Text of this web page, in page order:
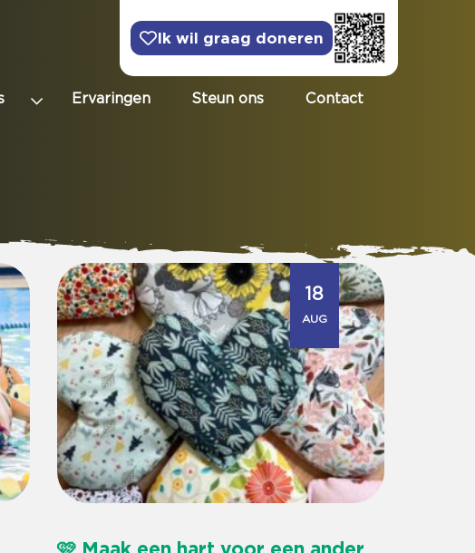
Ik wil graag doneren
Ervaringen Steun ons Contact
18
AUG